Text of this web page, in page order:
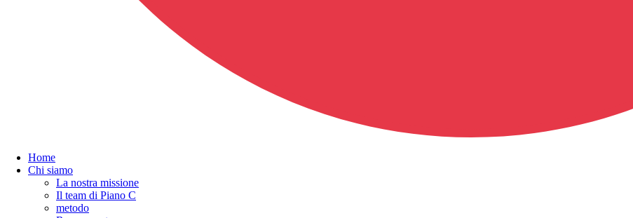
Home
Chi siamo
La nostra missione
Il team di Piano C
metodo